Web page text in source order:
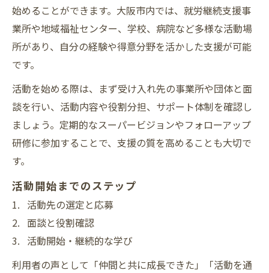
始めることができます。大阪市内では、就労継続支援事
業所や地域福祉センター、学校、病院など多様な活動場
所があり、自分の経験や得意分野を活かした支援が可能
です。
活動を始める際は、まず受け入れ先の事業所や団体と面
談を行い、活動内容や役割分担、サポート体制を確認し
ましょう。定期的なスーパービジョンやフォローアップ
研修に参加することで、支援の質を高めることも大切で
す。
活動開始までのステップ
活動先の選定と応募
面談と役割確認
活動開始・継続的な学び
利用者の声として「仲間と共に成長できた」「活動を通